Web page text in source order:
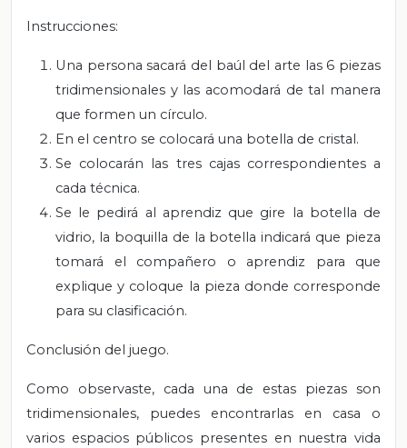
Instrucciones:
Una persona sacará del baúl del arte las 6 piezas
tridimensionales y las acomodará de tal manera
que formen un círculo.
En el centro se colocará una botella de cristal.
Se colocarán las tres cajas correspondientes a
cada técnica.
Se le pedirá al aprendiz que gire la botella de
vidrio, la boquilla de la botella indicará que pieza
tomará el compañero o aprendiz para que
explique y coloque la pieza donde corresponde
para su clasificación.
Conclusión del juego.
Como observaste, cada una de estas piezas son
tridimensionales, puedes encontrarlas en casa o
varios espacios públicos presentes en nuestra vida